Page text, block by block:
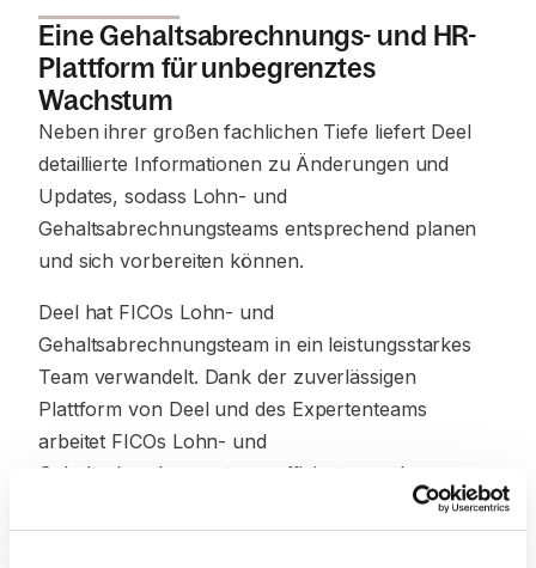
Eine Gehaltsabrechnungs- und HR-
Plattform für unbegrenztes
Wachstum
Neben ihrer großen fachlichen Tiefe liefert Deel
detaillierte Informationen zu Änderungen und
Updates, sodass Lohn- und
Gehaltsabrechnungsteams entsprechend planen
und sich vorbereiten können.
Deel hat FICOs Lohn- und
Gehaltsabrechnungsteam in ein leistungsstarkes
Team verwandelt. Dank der zuverlässigen
Plattform von Deel und des Expertenteams
arbeitet FICOs Lohn- und
Gehaltsabrechnungsteam effizienter und
selbstsicherer, mit der Gewissheit, dass die
Mitarbeiter unter allen Umständen bezahlt werden.